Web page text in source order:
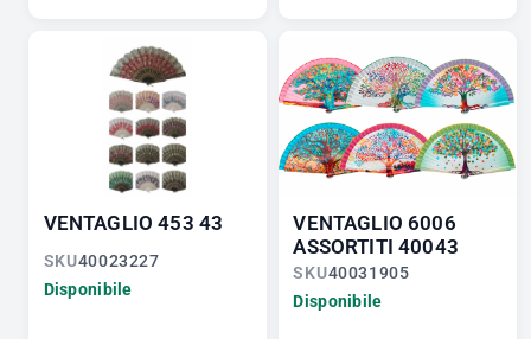
VENTAGLIO 453 43
SKU40023227
Disponibile
VENTAGLIO 6006
ASSORTITI 40043
SKU40031905
Disponibile